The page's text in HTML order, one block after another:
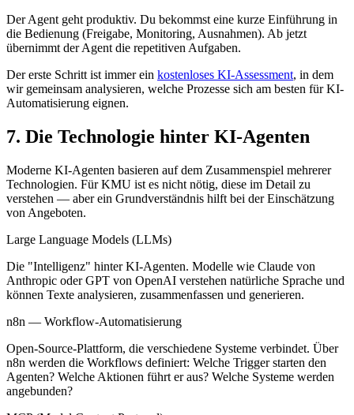
Der Agent geht produktiv. Du bekommst eine kurze Einführung in
die Bedienung (Freigabe, Monitoring, Ausnahmen). Ab jetzt
übernimmt der Agent die repetitiven Aufgaben.
Der erste Schritt ist immer ein kostenloses KI-Assessment, in dem
wir gemeinsam analysieren, welche Prozesse sich am besten für KI-
Automatisierung eignen.
7. Die Technologie hinter KI-Agenten
Moderne KI-Agenten basieren auf dem Zusammenspiel mehrerer
Technologien. Für KMU ist es nicht nötig, diese im Detail zu
verstehen — aber ein Grundverständnis hilft bei der Einschätzung
von Angeboten.
Large Language Models (LLMs)
Die "Intelligenz" hinter KI-Agenten. Modelle wie Claude von
Anthropic oder GPT von OpenAI verstehen natürliche Sprache und
können Texte analysieren, zusammenfassen und generieren.
n8n — Workflow-Automatisierung
Open-Source-Plattform, die verschiedene Systeme verbindet. Über
n8n werden die Workflows definiert: Welche Trigger starten den
Agenten? Welche Aktionen führt er aus? Welche Systeme werden
angebunden?